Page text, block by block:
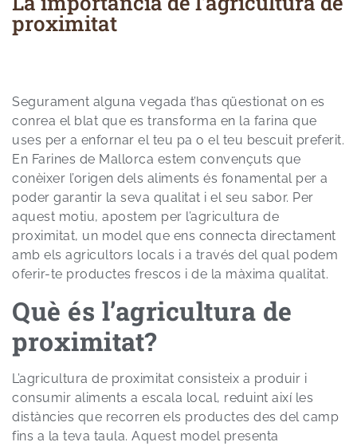
proximitat
Segurament alguna vegada t’has qüestionat on es
conrea el blat que es transforma en la farina que
uses per a enfornar el teu pa o el teu bescuit preferit.
En Farines de Mallorca estem convençuts que
conèixer l’origen dels aliments és fonamental per a
poder garantir la seva qualitat i el seu sabor. Per
aquest motiu, apostem per l’agricultura de
proximitat, un model que ens connecta directament
amb els agricultors locals i a través del qual podem
oferir-te productes frescos i de la màxima qualitat.
Què és l’agricultura de
proximitat?
L’agricultura de proximitat consisteix a produir i
consumir aliments a escala local, reduint així les
distàncies que recorren els productes des del camp
fins a la teva taula. Aquest model presenta